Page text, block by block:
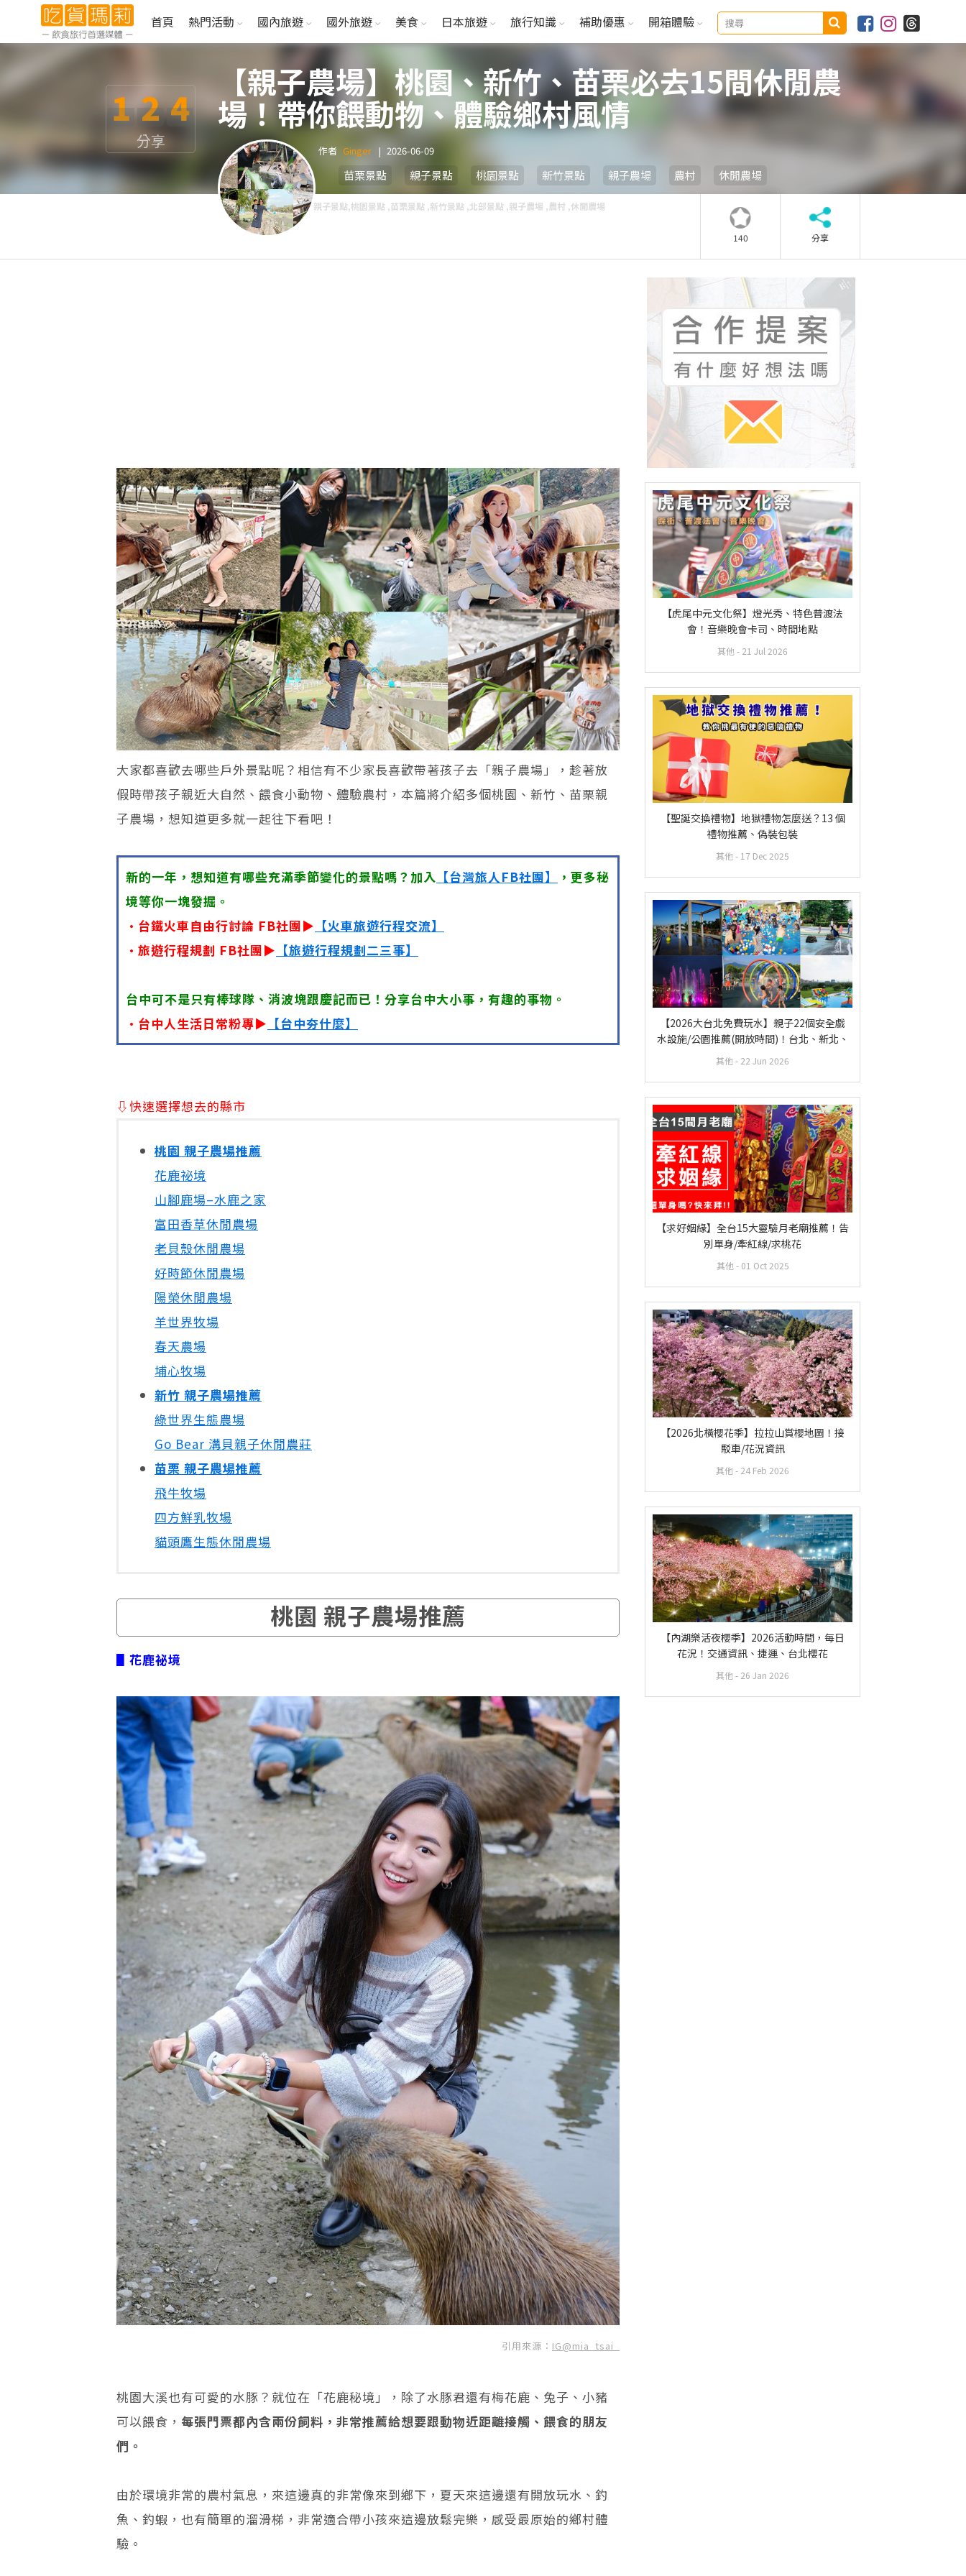
首頁 熱門活動 國內旅遊 國外旅遊 美食 日本旅遊 旅行知識 補助優惠 開箱體驗
1 2 4
分享
【親子農場】桃園、新竹、苗栗必去15間休閒農
場！帶你餵動物、體驗鄉村風情
作者 Ginger | 2026-06-09
苗栗景點 親子景點 桃園景點 新竹景點 親子農場 農村 休閒農場
親子景點,桃園景點 ,苗栗景點 ,新竹景點 ,北部景點 ,親子農場 ,農村 ,休閒農場
140 分享
【虎尾中元文化祭】燈光秀、特色普渡法
會！音樂晚會卡司、時間地點
其他 - 21 Jul 2026
【聖誕交換禮物】地獄禮物怎麼送？13 個
禮物推薦、偽裝包裝
其他 - 17 Dec 2025
【2026大台北免費玩水】親子22個安全戲
水設施/公園推薦(開放時間)！台北、新北、
基隆
其他 - 22 Jun 2026
【求好姻緣】全台15大靈驗月老廟推薦！告
別單身/牽紅線/求桃花
其他 - 01 Oct 2025
【2026北橫櫻花季】拉拉山賞櫻地圖！接
駁車/花況資訊
其他 - 24 Feb 2026
【內湖樂活夜櫻季】2026活動時間，每日
花況！交通資訊、捷運、台北櫻花
其他 - 26 Jan 2026
大家都喜歡去哪些戶外景點呢？相信有不少家長喜歡帶著孩子去「親子農場」，趁著放
假時帶孩子親近大自然、餵食小動物、體驗農村，本篇將介紹多個桃園、新竹、苗栗親
子農場，想知道更多就一起往下看吧！
新的一年，想知道有哪些充滿季節變化的景點嗎？加入 【台灣旅人FB社團】
，更多秘
境等你一塊發掘。
•台鐵火車自由行討論 FB社團▶ 【火車旅遊行程交流】
•旅遊行程規劃 FB社團▶ 【旅遊行程規劃二三事】
台中可不是只有棒球隊、消波塊跟慶記而已！分享台中大小事，有趣的事物。
•台中人生活日常粉專▶ 【台中夯什麼】
⇩快速選擇想去的縣市
桃園 親子農場推薦
花鹿祕境
山腳鹿場–水鹿之家
富田香草休閒農場
老貝殼休閒農場
好時節休閒農場
陽榮休閒農場
羊世界牧場
春天農場
埔心牧場
新竹 親子農場推薦
綠世界生態農場
Go Bear 溝貝親子休閒農莊
苗栗 親子農場推薦
飛牛牧場
四方鮮乳牧場
貓頭鷹生態休閒農場
桃園 親子農場推薦
▋花鹿祕境
引用來源： IG@mia_tsai_
桃園大溪也有可愛的水豚？就位在「花鹿秘境」，除了水豚君還有梅花鹿、兔子、小豬
可以餵食， 每張門票都內含兩份飼料，非常推薦給想要跟動物近距離接觸、餵食的朋友
們。
由於環境非常的農村氣息，來這邊真的非常像來到鄉下，夏天來這邊還有開放玩水、釣
魚、釣蝦，也有簡單的溜滑梯，非常適合帶小孩來這邊放鬆完樂，感受最原始的鄉村體
驗。